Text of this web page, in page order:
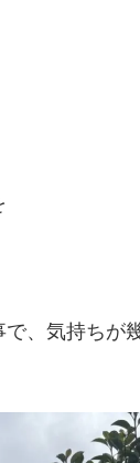
、気持ちが